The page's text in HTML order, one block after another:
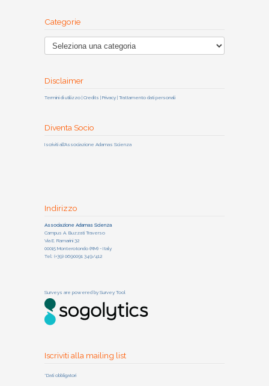
Categorie
Disclaimer
Termini di utilizzo | Credits | Privacy | Trattamento dati personali
Diventa Socio
Iscriviti all'Associazione Adamas Scienza
Indirizzo
Associazione Adamas Scienza
Campus A. Buzzati Traverso
Via E. Ramarini 32
00015 Monterotondo (RM) - Italy
Tel: (+39) 0690091 349/412
Surveys are powered by Survey Tool
Iscriviti alla mailing list
*Dati obbligatori